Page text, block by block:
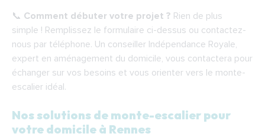
domicile à Rennes
Étapes de l’installation de votre monte-
escalier à Rennes
Financer votre monte-escalier à Rennes
pour l’installation d’un monte-escalier à Rennes
F.A.Q.
📞 Comment débuter votre projet ? Rien de plus
simple ! Remplissez le formulaire ci-dessus ou contactez-
nous par téléphone. Un conseiller Indépendance Royale,
expert en aménagement du domicile, vous contactera pour
échanger sur vos besoins et vous orienter vers le monte-
escalier idéal.
Nos solutions de monte-escalier pour
votre domicile à Rennes